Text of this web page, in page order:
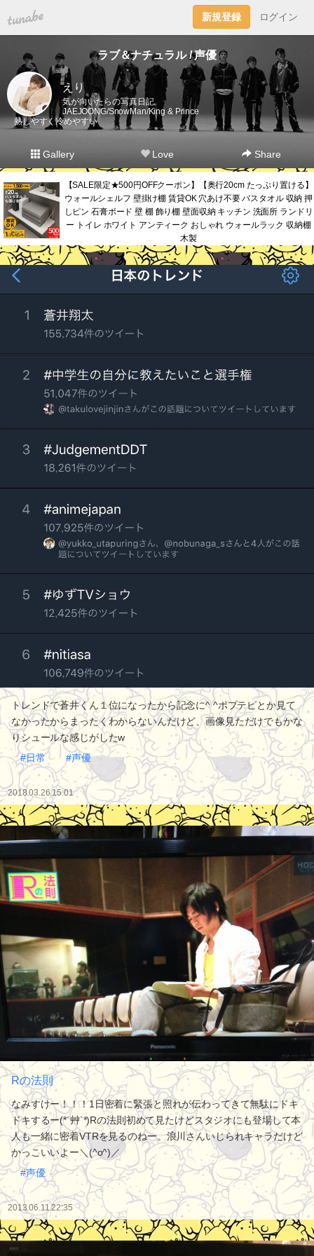
tuna.be 新規登録 ログイン
ラブ＆ナチュラル / 声優
えり
気が向いたらの写真日記。
JAEJOONG/SnowMan/King & Prince
熱しやすく冷めやすい
Gallery Love Share
【SALE限定★500円OFFクーポン】【奥行20cm たっぷり置ける】
ウォールシェルフ 壁掛け棚 賃貸OK 穴あけ不要 バスタオル 収納 押
しピン 石膏ボード 壁 棚 飾り棚 壁面収納 キッチン 洗面所 ランドリ
ー トイレ ホワイト アンティーク おしゃれ ウォールラック 収納棚
木製
トレンドで蒼井くん１位になったから記念に^ ^ポプテピとか見て
なかったからまったくわからないんだけど、画像見ただけでもかな
りシュールな感じがしたw
#日常
#声優
2018.03.26 15:01
Rの法則
なみすけー！！！1日密着に緊張と照れが伝わってきて無駄にドキ
ドキするー(*´艸`*)Rの法則初めて見たけどスタジオにも登場して本
人も一緒に密着VTRを見るのねー。浪川さんいじられキャラだけど
かっこいいよー＼(^o^)／
#声優
2013.06.11 22:35